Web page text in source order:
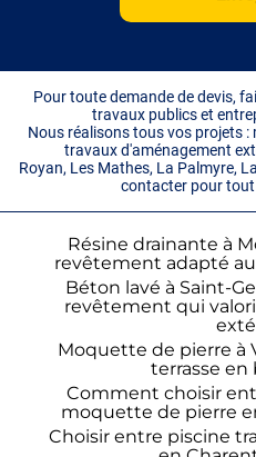
Pour toute demande de devis,
travaux publics et
Nous réalisons tous vos projets :
travaux d'aménagement
Royan, Les Mathes, La Palmyre,
contacter pour
Résine drainante à
revêtement adapté
Béton lavé à Saint-
revêtement qui
Moquette de pierre à
terrasse en
Comment choisir
moquette de pierre
Choisir entre piscine